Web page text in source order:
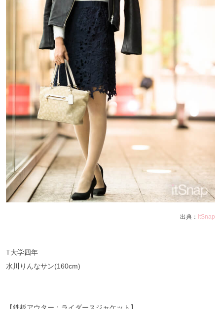
出典： itSnap
T大学四年
水川りんなサン(160cm)